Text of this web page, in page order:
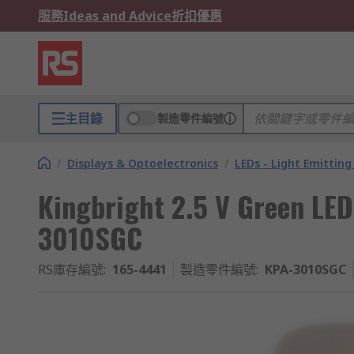
服務Ideas and Advice折扣優惠
主目錄 製造零件編號
/ Displays & Optoelectronics / LEDs - Light
Kingbright 2.5 V Green
3010SGC
RS庫存編號: 165-4441 製造零件編號: KPA-3010SGC